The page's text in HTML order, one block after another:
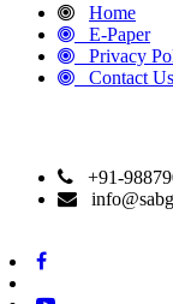
Home
E-Paper
Privacy
Contact Us
+91-